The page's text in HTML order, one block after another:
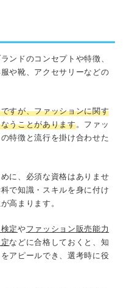
ンドのコンセプトや特徴、
や靴、アクセサリーなどの
すが、ファッションに関す
うことがあります。ファッ
特徴と流行を掛け合わせた
に、必須な資格はありませ
で知識・スキルを身に付け
高まります。
定やファッション販売能力
などに合格しておくと、知
アピールでき、選考時に役